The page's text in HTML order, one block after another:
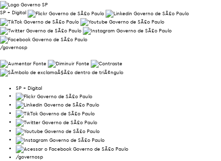
SP + Digital
/governosp
SP + Digital
/governosp